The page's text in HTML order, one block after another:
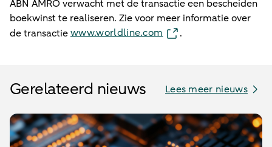
ABN AMRO verwacht met de transactie een bescheiden
boekwinst te realiseren. Zie voor meer informatie over
de transactiewww.worldline.com .
Gerelateerd nieuws Lees meer nieuws